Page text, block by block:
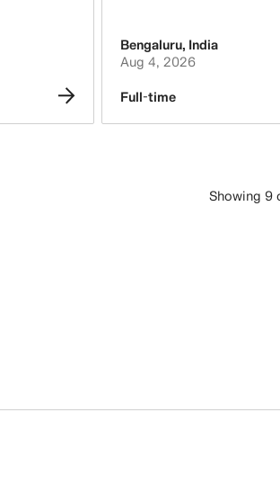
Bengaluru, India
Aug 4, 2026
Full-time
Showing 9